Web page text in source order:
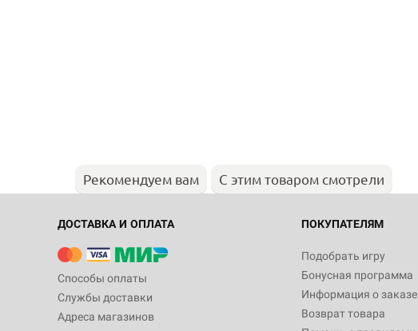
Рекомендуем вам С этим товаром смотрели
ДОСТАВКА И ОПЛАТА
Способы оплаты
Службы доставки
Адреса магазинов
ПОКУПАТЕЛЯМ
Подобрать игру
Бонусная программа
Информация о заказе
Возврат товара